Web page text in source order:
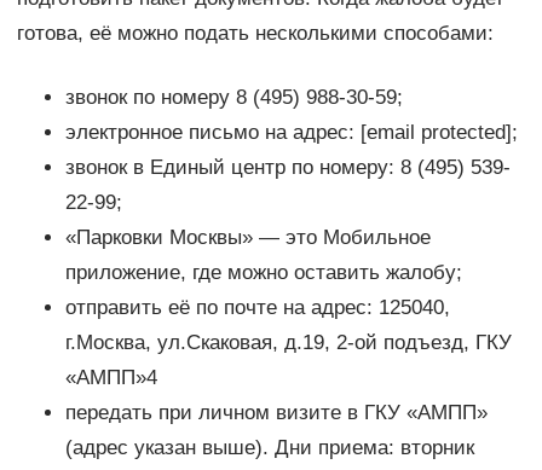
готова, её можно подать несколькими способами:
звонок по номеру 8 (495) 988-30-59;
электронное письмо на адрес: [email protected];
звонок в Единый центр по номеру: 8 (495) 539-
22-99;
«Парковки Москвы» — это Мобильное
приложение, где можно оставить жалобу;
отправить её по почте на адрес: 125040,
г.Москва, ул.Скаковая, д.19, 2-ой подъезд, ГКУ
«АМПП»4
передать при личном визите в ГКУ «АМПП»
(адрес указан выше). Дни приема: вторник